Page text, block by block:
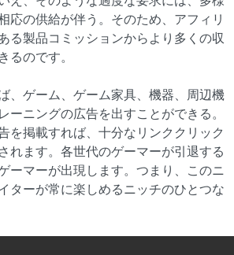
応の供給が伴う。そのため、アフィリ
る製品コミッションからより多くの収
るのです。
、ゲーム、ゲーム家具、機器、周辺機
ーニングの広告を出すことができる。
を掲載すれば、十分なリンククリック
れます。各世代のゲーマーが引退する
ーマーが出現します。つまり、このニ
ターが常に楽しめるニッチのひとつな